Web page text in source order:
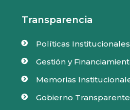
Transparencia
 Políticas Institucionales
 Gestión y
 Memorias
 Gobierno Transparente